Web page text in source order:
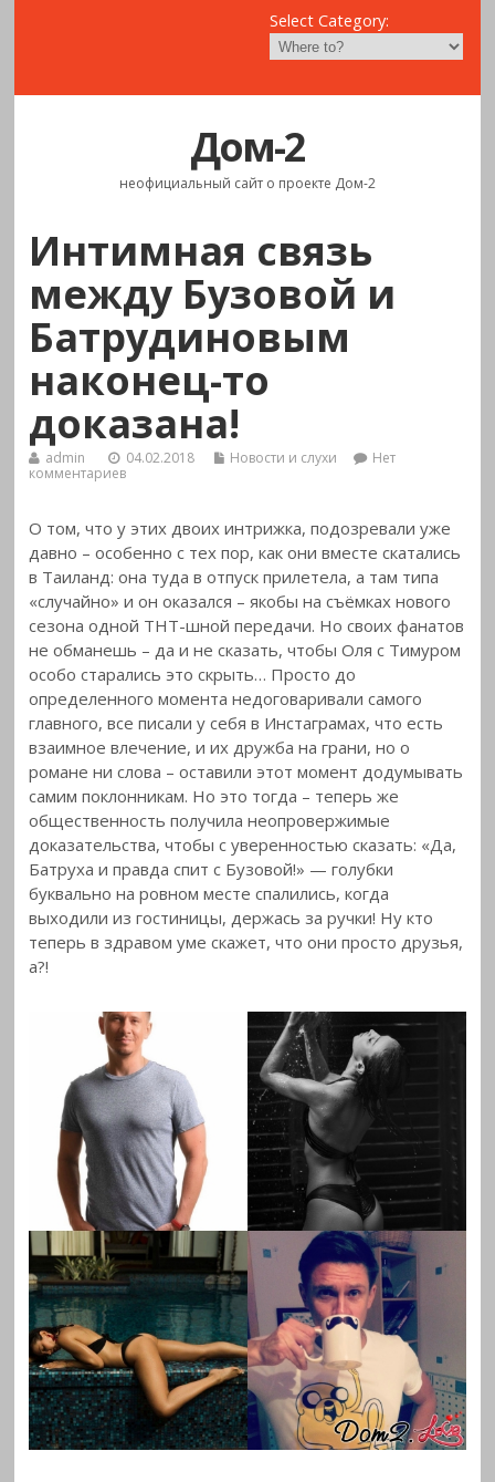
Select Category:
Дом-2
неофициальный сайт о проекте Дом-2
Интимная связь
между Бузовой и
Батрудиновым
наконец-то
доказана!
admin 04.02.2018 Новости и слухи
Нет
комментариев
О том, что у этих двоих интрижка, подозревали уже
давно – особенно с тех пор, как они вместе скатались
в Таиланд: она туда в отпуск прилетела, а там типа
«случайно» и он оказался – якобы на съёмках нового
сезона одной ТНТ-шной передачи. Но своих фанатов
не обманешь – да и не сказать, чтобы Оля с Тимуром
особо старались это скрыть… Просто до
определенного момента недоговаривали самого
главного, все писали у себя в Инстаграмах, что есть
взаимное влечение, и их дружба на грани, но о
романе ни слова – оставили этот момент додумывать
самим поклонникам. Но это тогда – теперь же
общественность получила неопровержимые
доказательства, чтобы с уверенностью сказать: «Да,
Батруха и правда спит с Бузовой!» — голубки
буквально на ровном месте спалились, когда
выходили из гостиницы, держась за ручки! Ну кто
теперь в здравом уме скажет, что они просто друзья,
а?!